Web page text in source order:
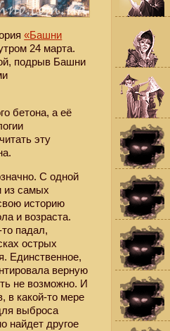
«Башни
24 марта.
подрыв Башни
бетона, а её
эту
С одной
из самых
историю
и возраста.
падал,
острых
Единственное,
верную
не возможно. И
в какой-то мере
выброса
найдет другое